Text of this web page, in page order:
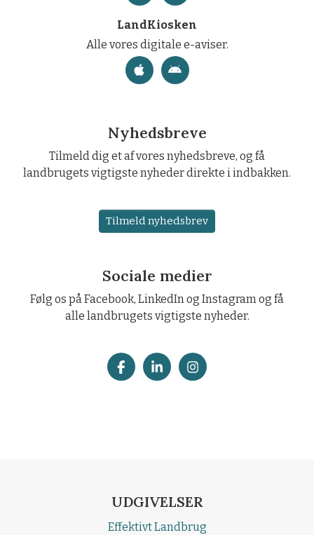
LandKiosken
Alle vores digitale e-aviser.
Nyhedsbreve
Tilmeld dig et af vores nyhedsbreve, og få
landbrugets vigtigste nyheder direkte i indbakken.
Tilmeld nyhedsbrev
Sociale medier
Følg os på Facebook, LinkedIn og Instagram og få
alle landbrugets vigtigste nyheder.
UDGIVELSER
Effektivt Landbrug